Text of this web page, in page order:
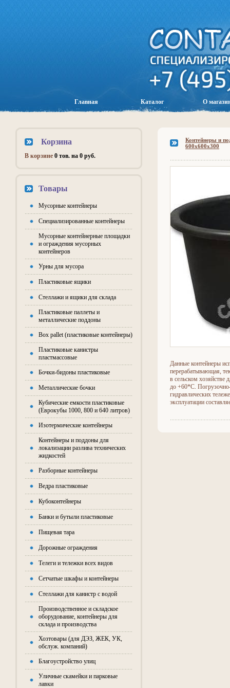
Главная Каталог О
Корзина
В корзине 0 тов. на 0 руб.
Товары
Мусорные контейнеры
Специализированные контейнеры
Мусорные контейнерные площадки
и ограждения мусорных
контейнеров
Урны для мусора
Пластиковые ящики
Стеллажи и ящики для склада
Пластиковые паллеты и
металлические поддоны
Box pallet (пластиковые контейнеры)
Пластиковые канистры
пластмассовые
Бочки-бидоны пластиковые
Металлические бочки
Кубические емкости пластиковые
(Еврокубы 1000, 800 и 640 литров)
Изотермические контейнеры
Контейнеры и поддоны для
локализации разлива технических
жидкостей
Разборные контейнеры
Ведра пластиковые
Кубоконтейнеры
Банки и бутыли пластиковые
Пищевая тара
Дорожные ограждения
Телеги и тележки всех видов
Сетчатые шкафы и контейнеры
Стеллажи для канистр с водой
Производственное и складское
оборудование, контейнеры для
склада и производства
Хозтовары (для ДЭЗ, ЖЕК, УК,
обслуж. компаний)
Благоустройство улиц
Уличные скамейки и парковые
лавки
Контейнеры и
600x600x300
Данные контейнеры
перерабатывающая,
в сельском хозяйстве
до +60*С. Погрузочно-
гидравлических
эксплуатации